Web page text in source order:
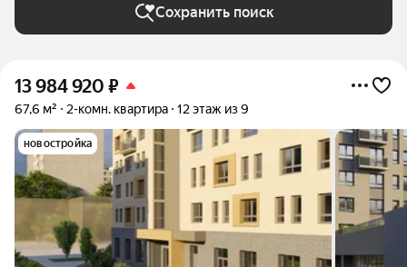
Сохранить поиск
13 984 920 ₽
67,6 м² 2-комн. квартира 12 этаж из 9
новостройка